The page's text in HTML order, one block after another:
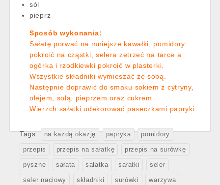
sól
pieprz
Sposób wykonania:
Sałatę porwać na mniejsze kawałki, pomidory
pokroić na cząstki, selera zetrzeć na tarce a
ogórka i rzodkiewki pokroić w plasterki.
Wszystkie składniki wymieszać ze sobą.
Następnie doprawić do smaku sokiem z cytryny,
olejem, solą, pieprzem oraz cukrem.
Wierzch sałatki udekorować paseczkami papryki.
Tags: na każdą okazję papryka pomidory
przepis przepis na sałatkę przepis na surówkę
pyszne sałata sałatka sałatki seler
seler naciowy składniki surówki warzywa